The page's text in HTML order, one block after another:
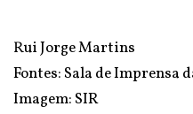
Rui Jorge Martins
Fontes: Sala de Imprensa
Imagem: SIR